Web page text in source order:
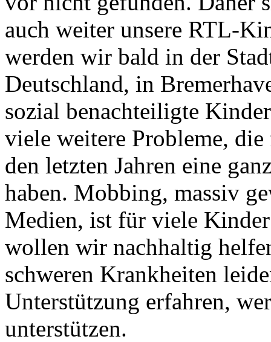
auch weiter unsere RTL-
werden wir bald in der
Deutschland, in
sozial benachteiligte
viele weitere Probleme,
den letzten Jahren eine
haben. Mobbing, massiv
Medien, ist für viele
wollen wir nachhaltig
schweren Krankheiten
Unterstützung erfahren,
unterstützen.